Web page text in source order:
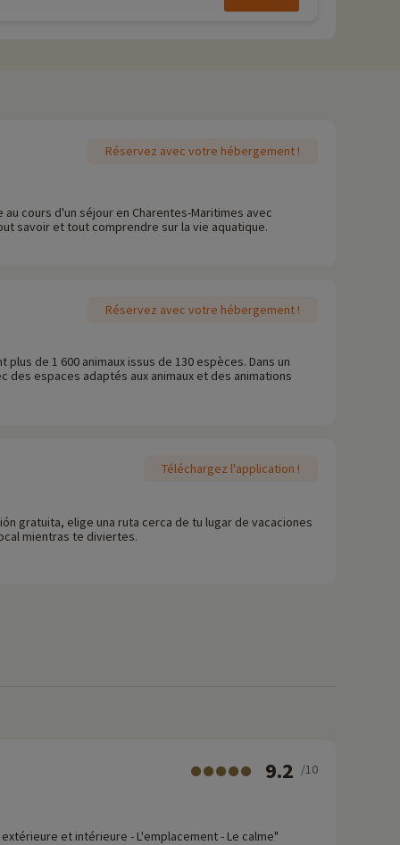
Réservez avec votre hébergement !
cours d'un séjour en Charentes-Maritimes avec
savoir et tout comprendre sur la vie aquatique.
Réservez avec votre hébergement !
de 1 600 animaux issus de 130 espèces. Dans un
espaces adaptés aux animaux et des animations
Téléchargez l'application !
gratuita, elige una ruta cerca de tu lugar de vacaciones
mientras te diviertes.
9.2 /10
et intérieure - L'emplacement - Le calme"